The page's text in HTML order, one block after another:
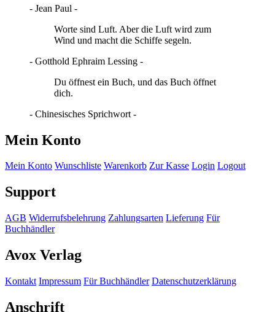
- Jean Paul -
Worte sind Luft. Aber die Luft wird zum
Wind und macht die Schiffe segeln.
- Gotthold Ephraim Lessing -
Du öffnest ein Buch, und das Buch öffnet
dich.
- Chinesisches Sprichwort -
Mein Konto
Mein Konto Wunschliste Warenkorb Zur Kasse Login Logout
Support
AGB Widerrufsbelehrung Zahlungsarten Lieferung Für
Buchhändler
Avox Verlag
Kontakt Impressum Für Buchhändler Datenschutzerklärung
Anschrift